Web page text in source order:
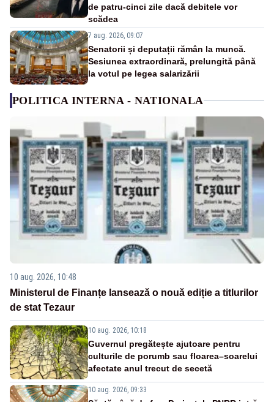
de patru-cinci zile dacă debitele vor
scădea
7 aug. 2026, 09:07
Senatorii și deputații rămân la muncă.
Sesiunea extraordinară, prelungită până
la votul pe legea salarizării
POLITICA INTERNA - NATIONALA
10 aug. 2026, 10:48
Ministerul de Finanțe lansează o nouă ediție a titlurilor
de stat Tezaur
10 aug. 2026, 10:18
Guvernul pregătește ajutoare pentru
culturile de porumb sau floarea–soarelui
afectate anul trecut de secetă
10 aug. 2026, 09:33